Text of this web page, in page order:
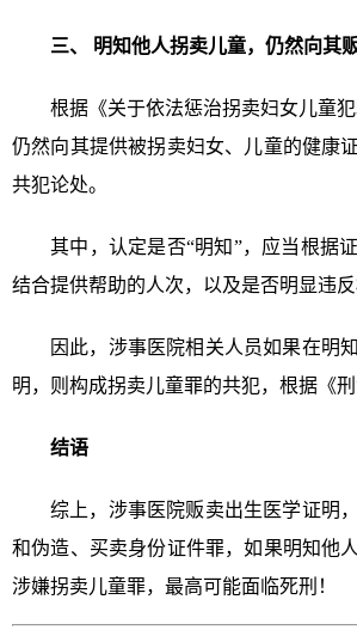
三、 明知他人拐卖儿童，仍然向其
根据《关于依法惩治拐卖妇女儿童
仍然向其提供被拐卖妇女、儿童的健康
共犯论处。
其中，认定是否“明知”，应当根据
结合提供帮助的人次，以及是否明显违
因此，涉事医院相关人员如果在明
明，则构成拐卖儿童罪的共犯，根据《
结语
综上，涉事医院贩卖出生医学证明
和伪造、买卖身份证件罪，如果明知他
涉嫌拐卖儿童罪，最高可能面临死刑！